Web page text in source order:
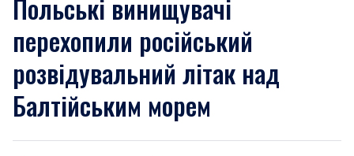
Польські винищувачі
перехопили російський
розвідувальний літак над
Балтійським морем